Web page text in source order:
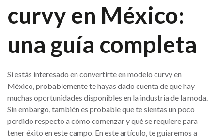
curvy en México:
una guía completa
Si estás interesado en convertirte en modelo curvy en
México, probablemente te hayas dado cuenta de que hay
muchas oportunidades disponibles en la industria de la moda.
Sin embargo, también es probable que te sientas un poco
perdido respecto a cómo comenzar y qué se requiere para
tener éxito en este campo. En este artículo, te guiaremos a